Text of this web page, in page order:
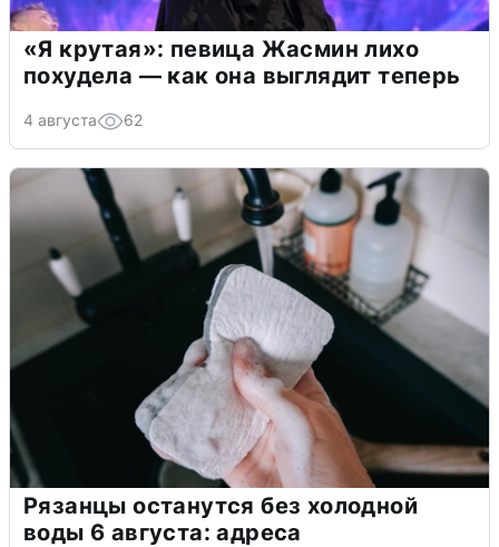
«Я крутая»: певица Жасмин лихо
похудела — как она выглядит теперь
4 августа 62
Рязанцы останутся без холодной
воды 6 августа: адреса